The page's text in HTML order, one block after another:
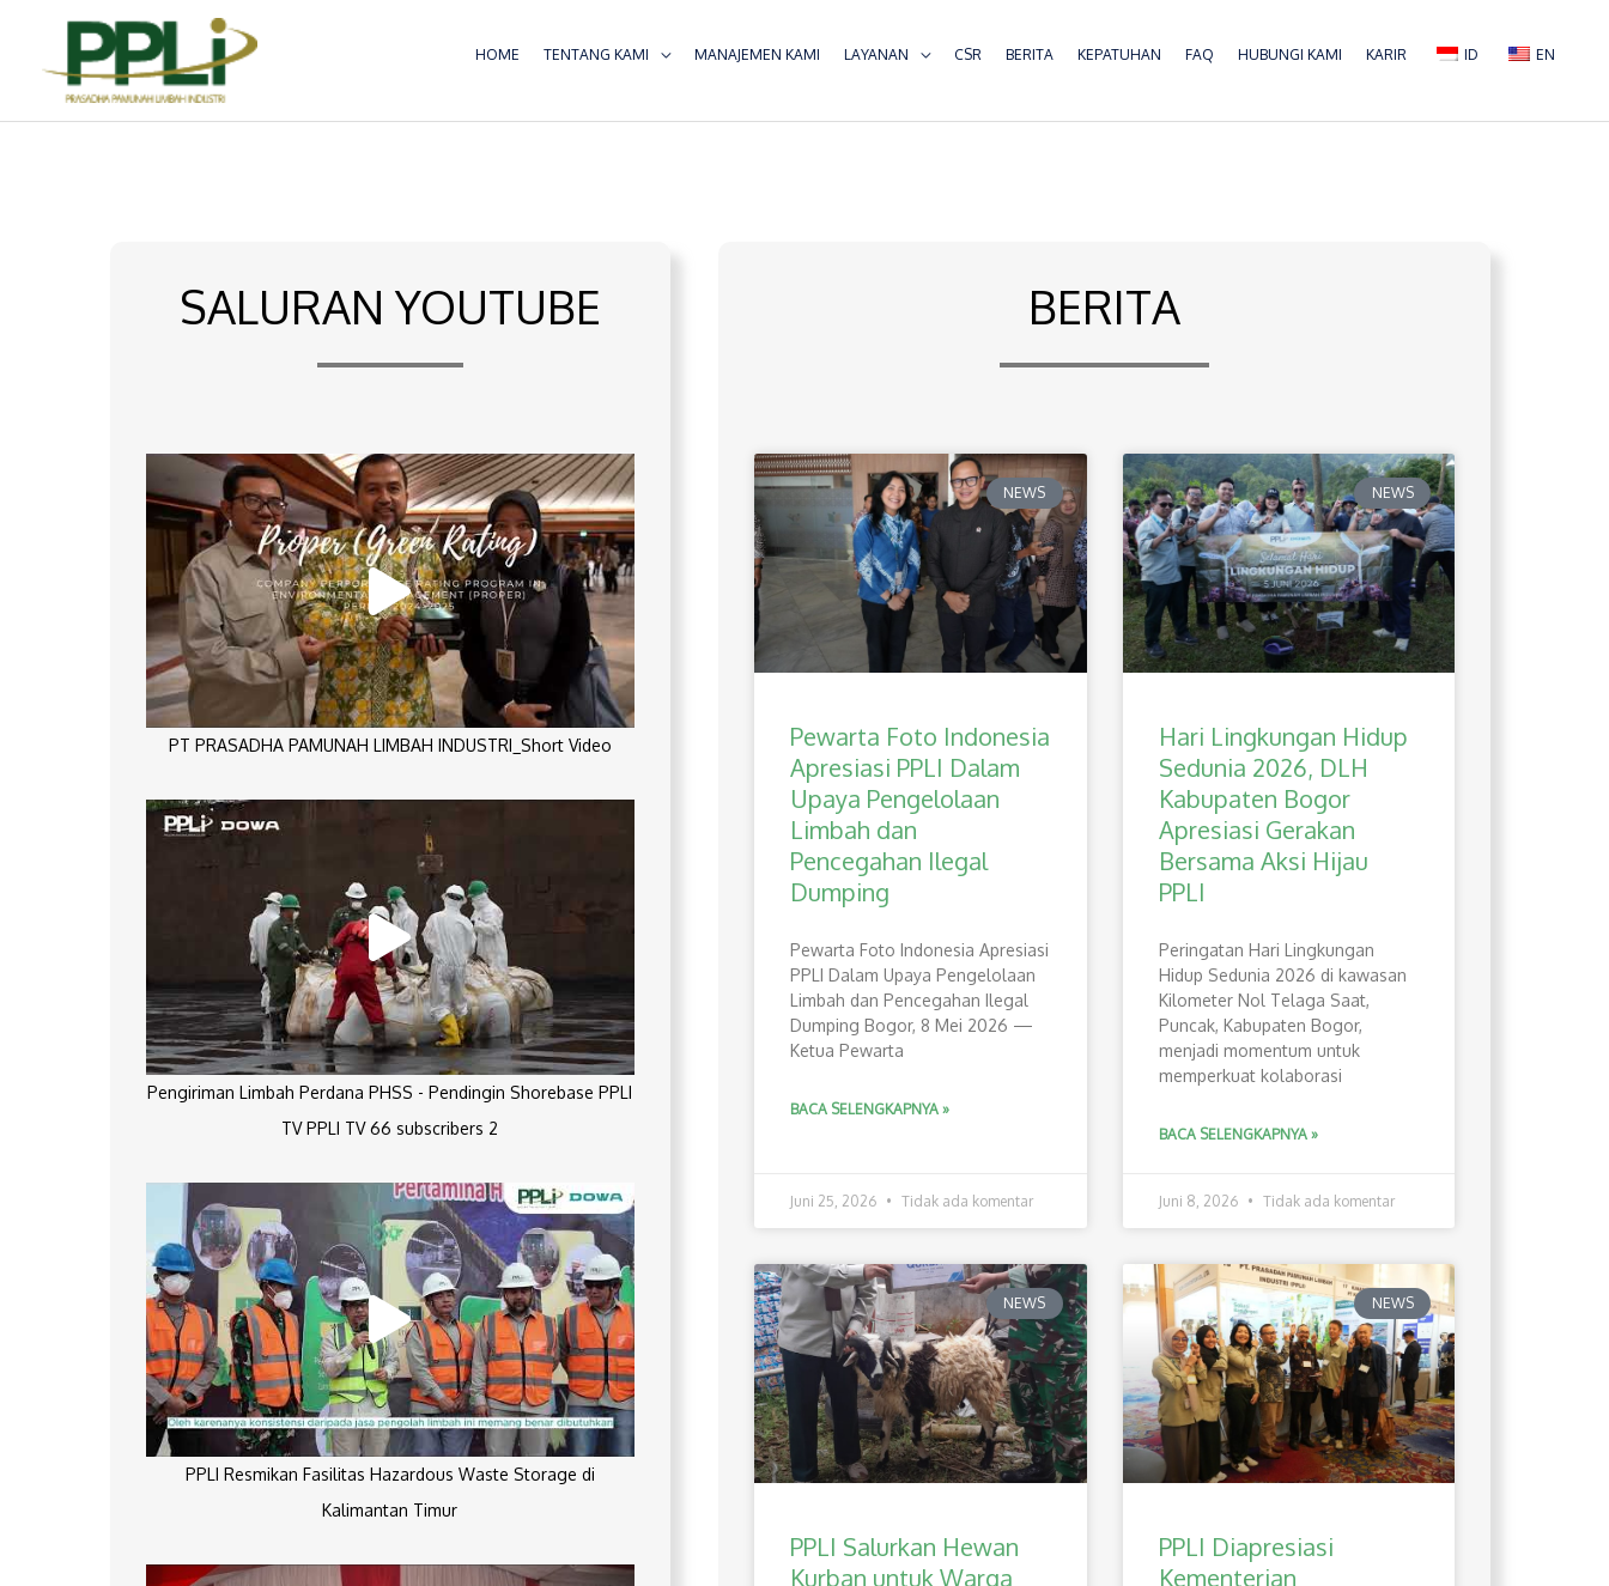
konten
HOME TENTANG KAMI MANAJEMEN KAMI LAYANAN CSR BERITA KEPATUHAN FAQ HUBUNGI KAMI KARIR ID EN
SALURAN YOUTUBE
PT PRASADHA PAMUNAH LIMBAH INDUSTRI_Short Video
Pengiriman Limbah Perdana PHSS - Pendingin Shorebase PPLI
TV PPLI TV 66 subscribers 2
PPLI Resmikan Fasilitas Hazardous Waste Storage di
Kalimantan Timur
BERITA
NEWS
Pewarta Foto Indonesia
Apresiasi PPLI Dalam
Upaya Pengelolaan
Limbah dan
Pencegahan Ilegal
Dumping
Pewarta Foto Indonesia Apresiasi
PPLI Dalam Upaya Pengelolaan
Limbah dan Pencegahan Ilegal
Dumping Bogor, 8 Mei 2026 —
Ketua Pewarta
BACA SELENGKAPNYA »
Juni 25, 2026 Tidak ada komentar
NEWS
Hari Lingkungan Hidup
Sedunia 2026, DLH
Kabupaten Bogor
Apresiasi Gerakan
Bersama Aksi Hijau
PPLI
Peringatan Hari Lingkungan
Hidup Sedunia 2026 di kawasan
Kilometer Nol Telaga Saat,
Puncak, Kabupaten Bogor,
menjadi momentum untuk
memperkuat kolaborasi
BACA SELENGKAPNYA »
Juni 8, 2026 Tidak ada komentar
NEWS
PPLI Salurkan Hewan
Kurban untuk Warga
NEWS
PPLI Diapresiasi
Kementerian